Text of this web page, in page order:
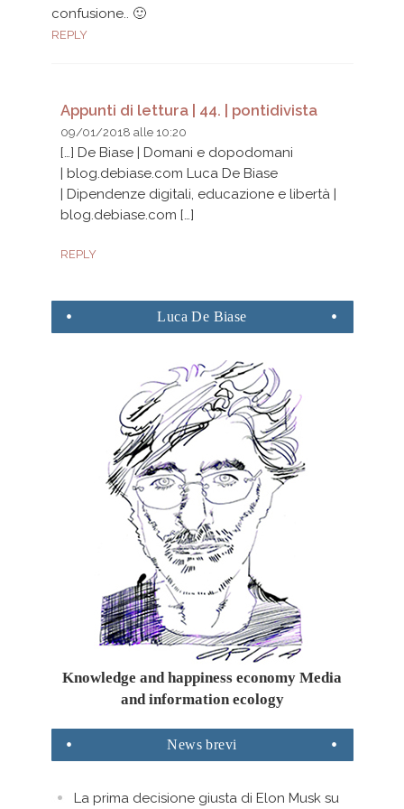
confusione.. 🙂
REPLY
Appunti di lettura | 44. | pontidivista
09/01/2018 alle 10:20
[…] De Biase | Domani e dopodomani
| blog.debiase.com Luca De Biase
| Dipendenze digitali, educazione e libertà |
blog.debiase.com […]
REPLY
Luca De Biase
Knowledge and happiness economy Media
and information ecology
News brevi
La prima decisione giusta di Elon Musk su